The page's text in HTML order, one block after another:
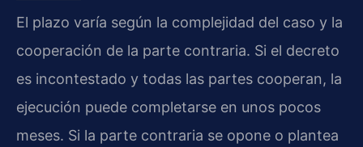
El plazo varía según la complejidad del caso y la
cooperación de la parte contraria. Si el decreto
es incontestado y todas las partes cooperan, la
ejecución puede completarse en unos pocos
meses. Si la parte contraria se opone o plantea